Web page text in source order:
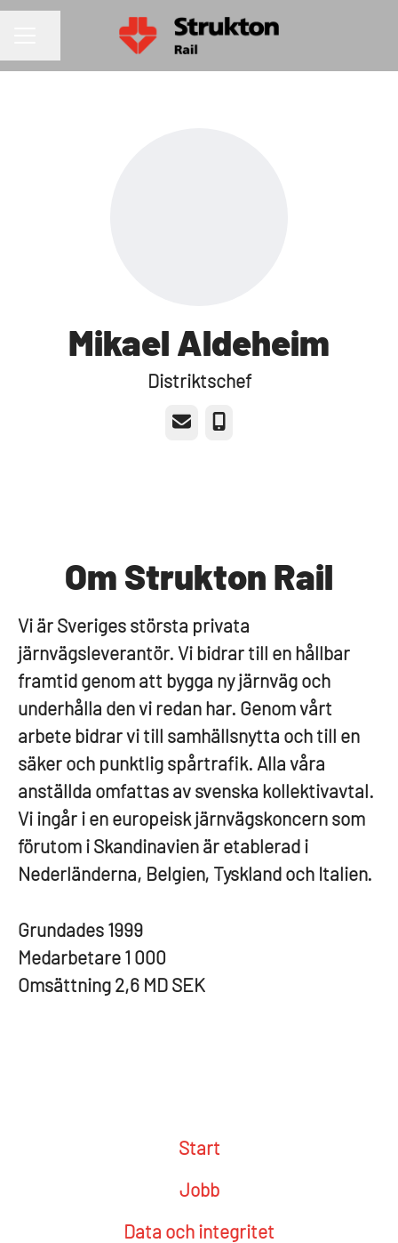
Mikael Aldeheim
Distriktschef
E-post Telefon
Om Strukton Rail
Vi är Sveriges största privata
järnvägsleverantör. Vi bidrar till en hållbar
framtid genom att bygga ny järnväg och
underhålla den vi redan har. Genom vårt
arbete bidrar vi till samhällsnytta och till en
säker och punktlig spårtrafik. Alla våra
anställda omfattas av svenska kollektivavtal.
Vi ingår i en europeisk järnvägskoncern som
förutom i Skandinavien är etablerad i
Nederländerna, Belgien, Tyskland och Italien.
Grundades 1999
Medarbetare 1 000
Omsättning 2,6 MD SEK
Start
Jobb
Data och integritet